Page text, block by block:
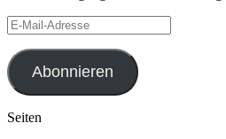
E-
Mail-
Adresse
Abonnieren
Seiten